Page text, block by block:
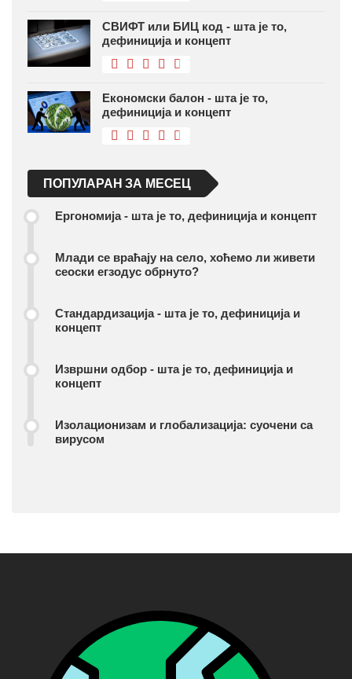
СВИФТ или БИЦ код - шта је то,
дефиниција и концепт
Економски балон - шта је то,
дефиниција и концепт
ПОПУЛАРАН ЗА МЕСЕЦ
Ергономија - шта је то, дефиниција и концепт
Млади се враћају на село, хоћемо ли живети
сеоски егзодус обрнуто?
Стандардизација - шта је то, дефиниција и
концепт
Извршни одбор - шта је то, дефиниција и
концепт
Изолационизам и глобализација: суочени са
вирусом